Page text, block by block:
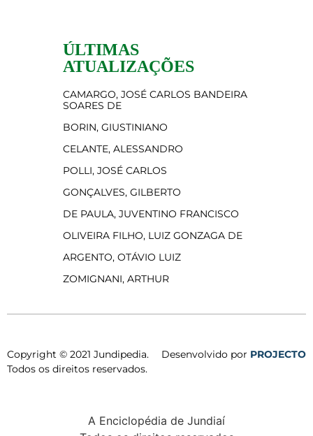
ÚLTIMAS
ATUALIZAÇÕES
CAMARGO, JOSÉ CARLOS BANDEIRA
SOARES DE
BORIN, GIUSTINIANO
CELANTE, ALESSANDRO
POLLI, JOSÉ CARLOS
GONÇALVES, GILBERTO
DE PAULA, JUVENTINO FRANCISCO
OLIVEIRA FILHO, LUIZ GONZAGA DE
ARGENTO, OTÁVIO LUIZ
ZOMIGNANI, ARTHUR
Copyright © 2021 Jundipedia.
Todos os direitos reservados.
Desenvolvido por PROJECTO
A Enciclopédia de Jundiaí